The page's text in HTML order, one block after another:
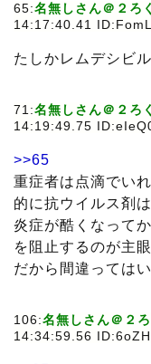
65:名無しさん＠２ろ
14:17:40.41
たしかレムデシビ
71:名無しさん＠２ろ
14:19:49.75
>>65
重症者は点滴でい
的に抗ウイルス剤
炎症が酷くなって
を阻止するのが主眼
だから間違ってはい
106:名無しさん＠２
14:34:59.56